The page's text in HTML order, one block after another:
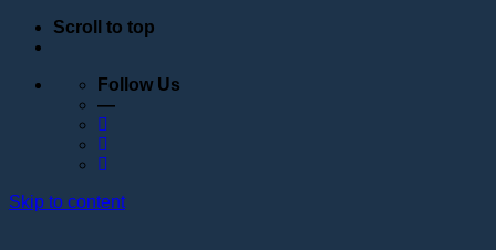
Scroll to top
Follow Us
—
Skip to content